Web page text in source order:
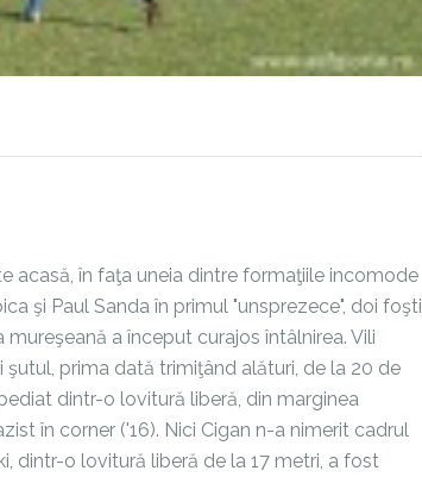
acasă, în faţa uneia dintre formaţiile incomode
şi Paul Sanda în primul "unsprezece", doi foşti
a început curajos întâlnirea. Vili
prima dată trimiţând alături, de la 20 de
dintr-o lovitură liberă, din marginea
în corner ('16). Nici Cigan n-a nimerit cadrul
dintr-o lovitură liberă de la 17 metri, a fost